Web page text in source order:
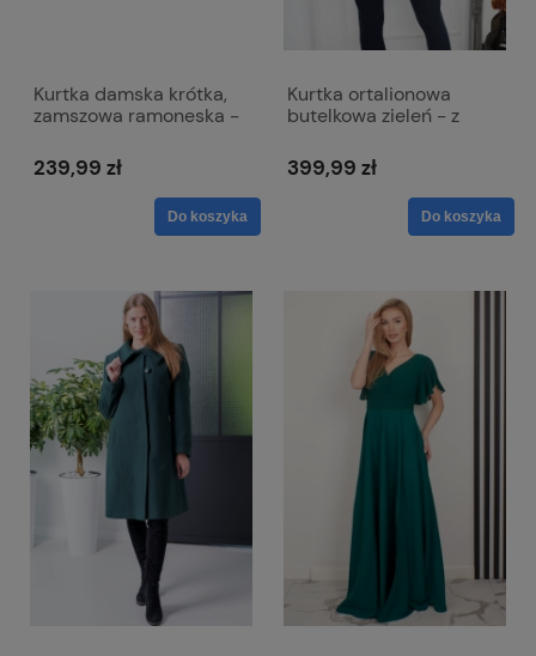
Kurtka damska krótka,
zamszowa ramoneska -
239,99 zł
Do koszyka
Kurtka ortalionowa
butelkowa zieleń - z
399,99 zł
Do koszyka